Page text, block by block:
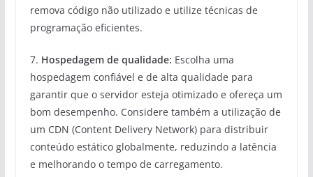
remova código não utilizado e utilize técnicas de
programação eficientes.
7. Hospedagem de qualidade: Escolha uma
hospedagem confiável e de alta qualidade para
garantir que o servidor esteja otimizado e ofereça um
bom desempenho. Considere também a utilização de
um CDN (Content Delivery Network) para distribuir
conteúdo estático globalmente, reduzindo a latência
e melhorando o tempo de carregamento.